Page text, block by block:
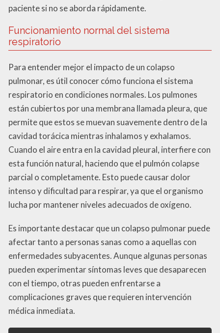
paciente si no se aborda rápidamente.
Funcionamiento normal del sistema
respiratorio
Para entender mejor el impacto de un colapso
pulmonar, es útil conocer cómo funciona el sistema
respiratorio en condiciones normales. Los pulmones
están cubiertos por una membrana llamada pleura, que
permite que estos se muevan suavemente dentro de la
cavidad torácica mientras inhalamos y exhalamos.
Cuando el aire entra en la cavidad pleural, interfiere con
esta función natural, haciendo que el pulmón colapse
parcial o completamente. Esto puede causar dolor
intenso y dificultad para respirar, ya que el organismo
lucha por mantener niveles adecuados de oxígeno.
Es importante destacar que un colapso pulmonar puede
afectar tanto a personas sanas como a aquellas con
enfermedades subyacentes. Aunque algunas personas
pueden experimentar síntomas leves que desaparecen
con el tiempo, otras pueden enfrentarse a
complicaciones graves que requieren intervención
médica inmediata.